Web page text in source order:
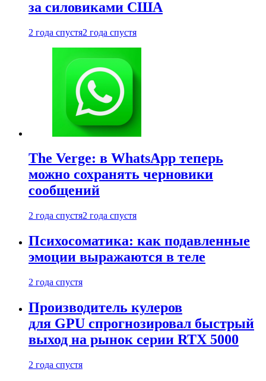
за силовиками США
2 года спустя2 года спустя
The Verge: в WhatsApp теперь
можно сохранять черновики
сообщений
2 года спустя2 года спустя
Психосоматика: как подавленные
эмоции выражаются в теле
2 года спустя
Производитель кулеров
для GPU спрогнозировал быстрый
выход на рынок серии RTX 5000
2 года спустя